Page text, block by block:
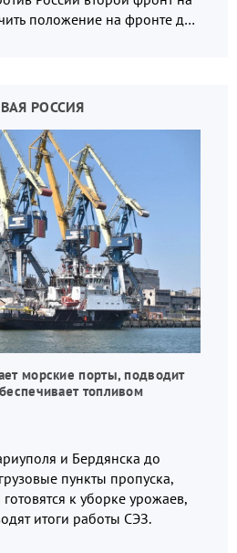
положение на фронте для
РОССИЯ
морские порты, подводит
топливом
и Бердянска до
пункты пропуска,
к уборке урожаев,
итоги работы СЭЗ.